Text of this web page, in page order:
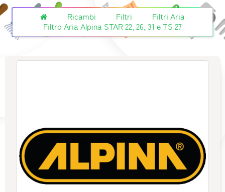
Ricambi Filtri
Filtri Aria
Filtro Aria Alpina STAR 22, 26, 31 e TS 27